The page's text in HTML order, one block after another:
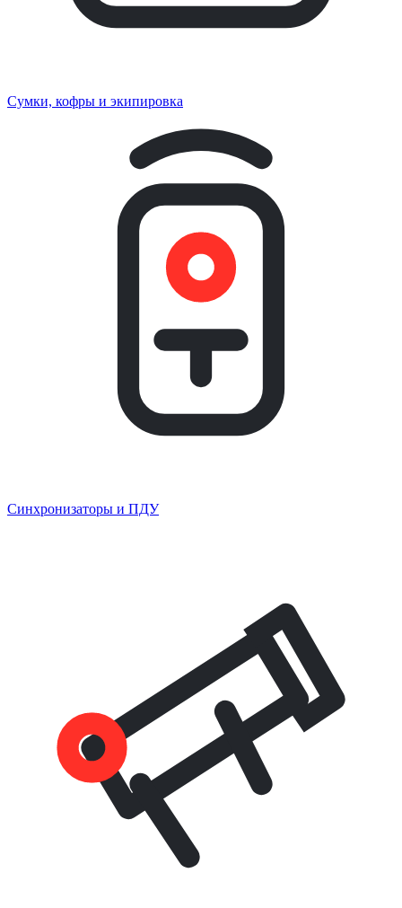
Сумки, кофры и экипировка
Синхронизаторы и ПДУ